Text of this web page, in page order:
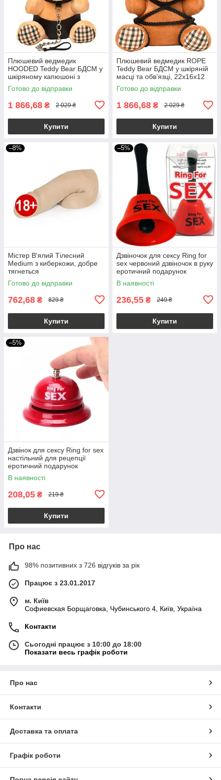
Плюшевий ведмедик
HOODED Teddy Bear БДСМ у
шкіряному капюшоні з
повідцем, 23x16x12 см
Готово до відправки
1 866,68 ₴ 2 029 ₴
Купити
Плюшевий ведмедик ROPE
Teddy Bear БДСМ у шкіряній
масці та обв’язці, 22x16x12
см
Готово до відправки
1 866,68 ₴ 2 029 ₴
Купити
–8%
Містер В'ялий Тілесний
Medium з киберкожи, добре
тягнеться
Готово до відправки
762,68 ₴ 829 ₴
Купити
–5%
Дзвіночок для сексу Ring for
sex червоний дзвіночок в руку
еротичний подарунок
В наявності
236,55 ₴ 249 ₴
Купити
–5%
Дзвінок для сексу Ring for sex
настільний для рецепції
еротичний подарунок
В наявності
208,05 ₴ 219 ₴
Купити
Про нас
98% позитивних з 726 відгуків за рік
Працює з 23.01.2017
м. Київ
Софиевская Борщаговка, Чубинського 4, Київ, Україна
Контакти
Сьогодні працює з 10:00 до 18:00
Показати весь графік роботи
Про нас
Контакти
Доставка та оплата
Графік роботи